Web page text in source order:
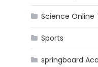
Science Online
Sports
springboard